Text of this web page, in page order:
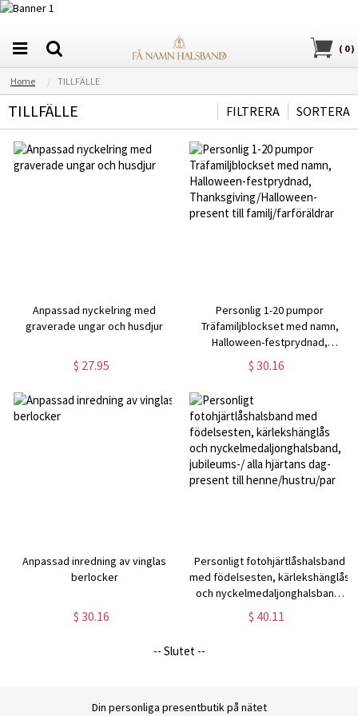
( 0)
Home TILLFÄLLE
TILLFÄLLE SORTERA
FILTRERA
Anpassad nyckelring med
graverade ungar och husdjur
$ 27.95
Personlig 1-20 pumpor
Träfamiljblockset med namn,
Halloween-festprydnad,
Thanksgiving/Halloween-present
till familj/farföräldrar
$ 30.16
Anpassad inredning av vinglas
berlocker
$ 30.16
Personligt fotohjärtlåshalsband
med födelsesten, kärlekshänglås
och nyckelmedaljonghalsband,
jubileums-/ alla hjärtans dag-
present till henne/hustru/par
$ 40.11
-- Slutet --
Din personliga presentbutik på nätet